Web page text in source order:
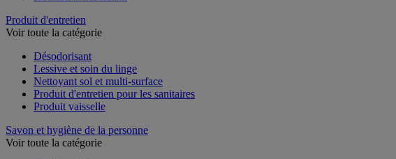
Produit d'entretien
Voir toute la catégorie
Désodorisant
Lessive et soin du linge
Nettoyant sol et multi-surface
Produit d'entretien pour les sanitaires
Produit vaisselle
Savon et hygiène de la personne
Voir toute la catégorie